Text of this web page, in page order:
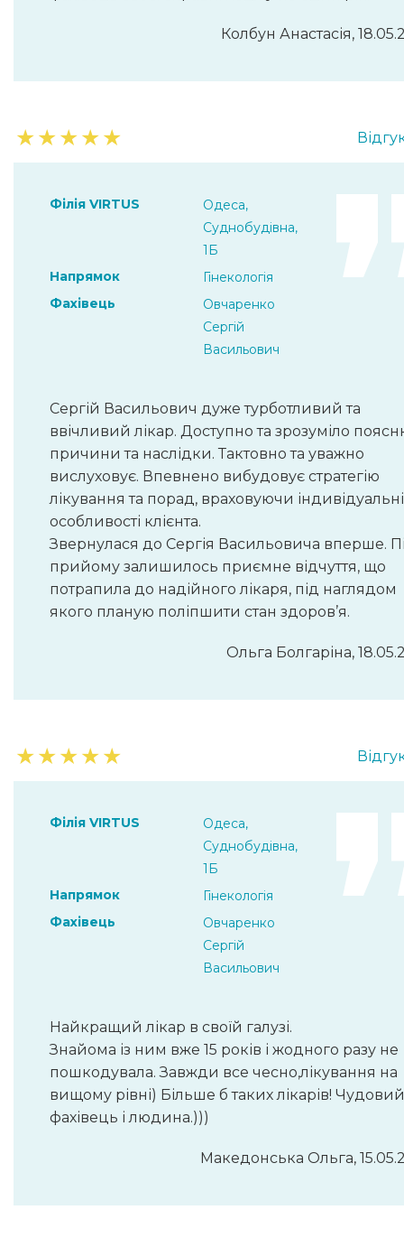
Колбун Анастасія,
★★★★★
Філія VIRTUS
Одеса,
Суднобудівна,
1Б
Напрямок
Гінекологія
Фахівець
Овчаренко
Сергій
Васильович
Сергій Васильович дуже турботливий та
ввічливий лікар. Доступно та зрозуміло
причини та наслідки. Тактовно та уважно
вислуховує. Впевнено вибудовує стратегію
лікування та порад, враховуючи індивідуальні
особливості клієнта.
Звернулася до Сергія Васильовича вперше.
прийому залишилось приємне відчуття, що
потрапила до надійного лікаря, під наглядом
якого планую поліпшити стан здоров’я.
Ольга Болгаріна,
★★★★★
Філія VIRTUS
Одеса,
Суднобудівна,
1Б
Напрямок
Гінекологія
Фахівець
Овчаренко
Сергій
Васильович
Найкращий лікар в своїй галузі.
Знайома із ним вже 15 років і жодного разу не
пошкодувала. Завжди все чесно,лікування на
вищому рівні) Більше б таких лікарів! Чудовий
фахівець і людина.)))
Македонська Ольга,